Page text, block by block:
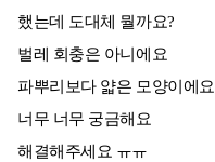
했는데 도대체 뭘까요?
벌레 회충은 아니에요
파뿌리보다 얇은 모양이에요
너무 너무 궁금해요
해결해주세요 ㅠㅠ